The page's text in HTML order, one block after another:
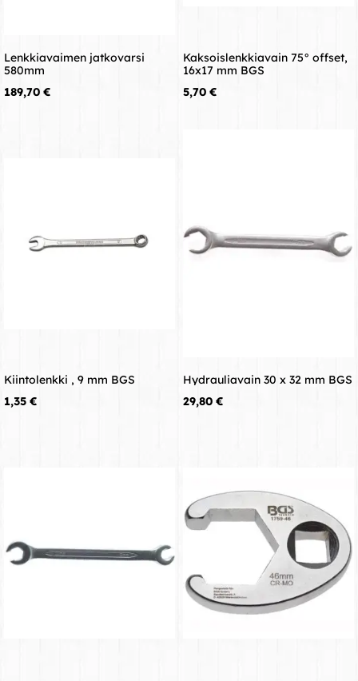
Lenkkiavaimen jatkovarsi
580mm
Hinta
189,70 €
Kaksoislenkkiavain 75° offset,
16x17 mm BGS
Hinta
5,70 €
Kiintolenkki , 9 mm BGS
Hinta
1,35 €
Hydrauliavain 30 x 32 mm BGS
Hinta
29,80 €